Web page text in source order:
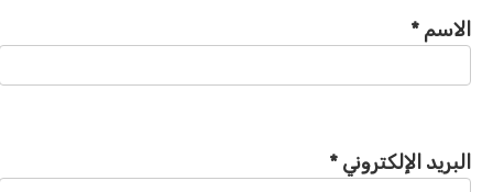
الاسم*
البريد الإلكتروني*